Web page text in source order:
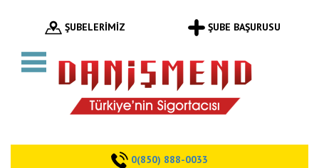
ŞUBELERİMİZ ŞUBE BAŞURUSU
0(850) 888-0033